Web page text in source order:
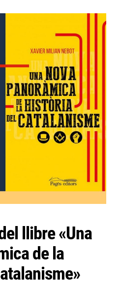
llibre «Una
de la